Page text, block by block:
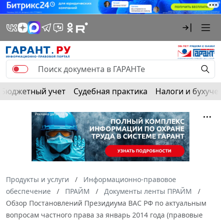
Бюджетный учет Судебная практика Налоги и
Продукты и услуги
Информационно-правовое
обеспечение
ПРАЙМ
Документы ленты ПРАЙМ
Обзор Постановлений Президиума ВАС РФ по актуальным
вопросам частного права за январь 2014 года (правовые